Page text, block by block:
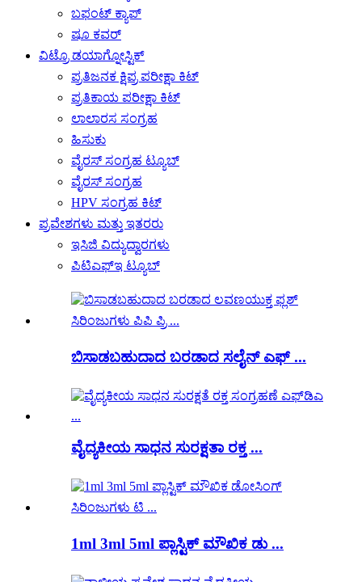
ಬಫಂಟ್ ಕ್ಯಾಪ್
ಷೂ ಕವರ್
ವಿಟ್ರೊ ಡಯಾಗ್ನೋಸ್ಟಿಕ್
ಪ್ರತಿಜನಕ ಕ್ಷಿಪ್ರ ಪರೀಕ್ಷಾ ಕಿಟ್
ಪ್ರತಿಕಾಯ ಪರೀಕ್ಷಾ ಕಿಟ್
ಲಾಲಾರಸ ಸಂಗ್ರಹ
ಹಿಸುಕು
ವೈರಸ್ ಸಂಗ್ರಹ ಟ್ಯೂಬ್
ವೈರಸ್ ಸಂಗ್ರಹ
HPV ಸಂಗ್ರಹ ಕಿಟ್
ಪ್ರವೇಶಗಳು ಮತ್ತು ಇತರರು
ಇಸಿಜಿ ವಿದ್ಯುದ್ವಾರಗಳು
ಪಿಟಿಎಫ್‌ಇ ಟ್ಯೂಬ್
ಬಿಸಾಡಬಹುದಾದ ಬರಡಾದ ಸಲೈನ್ ಎಫ್ ...
ವೈದ್ಯಕೀಯ ಸಾಧನ ಸುರಕ್ಷತಾ ರಕ್ತ ...
1ml 3ml 5ml ಪ್ಲಾಸ್ಟಿಕ್ ಮೌಖಿಕ ಡು ...